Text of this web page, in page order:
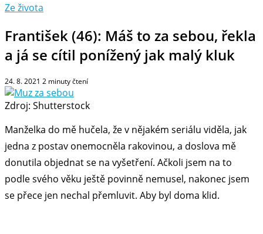
Ze života
František (46): Máš to za sebou, řekla
a já se cítil ponížený jak malý kluk
24. 8. 2021 2 minuty čtení
Zdroj: Shutterstock
Manželka do mě hučela, že v nějakém seriálu viděla, jak
jedna z postav onemocněla rakovinou, a doslova mě
donutila objednat se na vyšetření. Ačkoli jsem na to
podle svého věku ještě povinně nemusel, nakonec jsem
se přece jen nechal přemluvit. Aby byl doma klid.